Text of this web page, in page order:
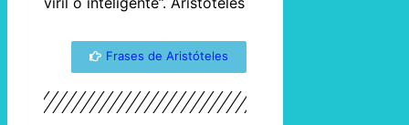
Frases de Aristóteles